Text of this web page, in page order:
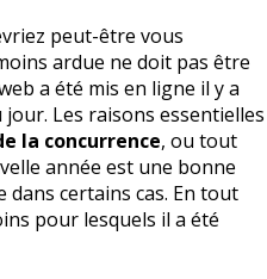
peut-être vous
ardue ne doit pas être
a été mis en ligne il y a
Les raisons essentielles
la concurrence, ou tout
année est une bonne
certains cas. En tout
pour lesquels il a été